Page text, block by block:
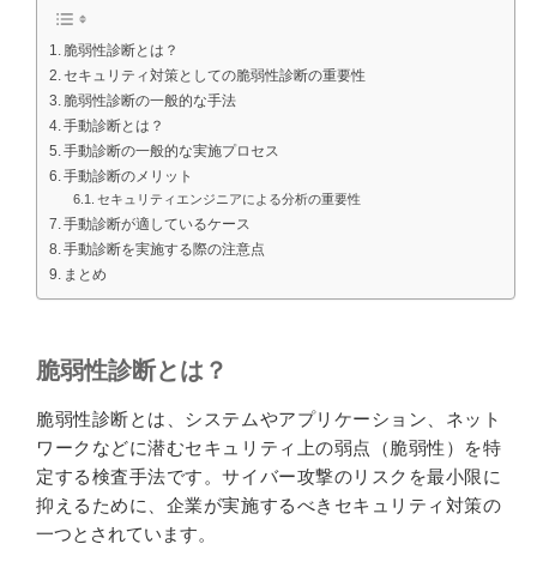
脆弱性診断とは？
セキュリティ対策としての脆弱性診断の重要性
脆弱性診断の一般的な手法
手動診断とは？
手動診断の一般的な実施プロセス
手動診断のメリット
セキュリティエンジニアによる分析の重要性
手動診断が適しているケース
手動診断を実施する際の注意点
まとめ
脆弱性診断とは？
脆弱性診断とは、システムやアプリケーション、ネット
ワークなどに潜むセキュリティ上の弱点（脆弱性）を特
定する検査手法です。サイバー攻撃のリスクを最小限に
抑えるために、企業が実施するべきセキュリティ対策の
一つとされています。